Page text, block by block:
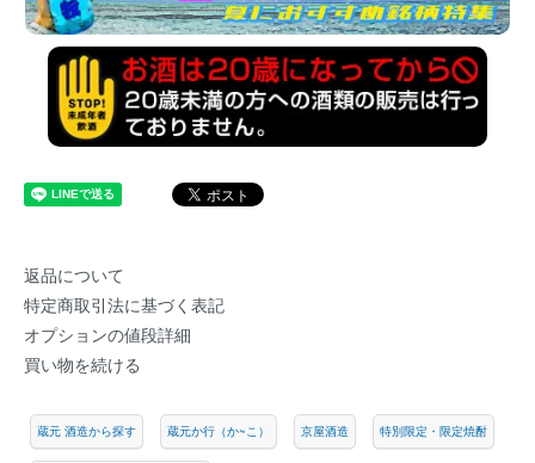
返品について
特定商取引法に基づく表記
オプションの値段詳細
買い物を続ける
蔵元 酒造から探す 蔵元か行（か~こ） 京屋酒造 特別限定・限定焼酎